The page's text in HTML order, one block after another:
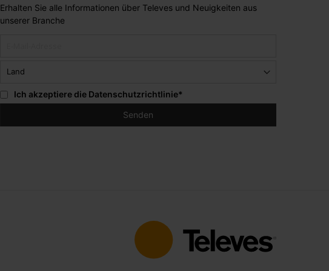
Erhalten Sie alle Informationen über Televes und Neuigkeiten aus
unserer Branche
Ich akzeptiere die Datenschutzrichtlinie*